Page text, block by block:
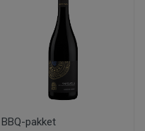
BBQ-pakket